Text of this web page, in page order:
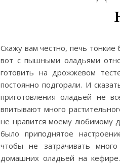
Скажу вам честно, печь тонкие
вот с пышными оладьями
готовить на дрожжевом
постоянно подгорали. И
приготовления оладьей не
впитывают много
не нравится моему любимому
было приподнятое
чтобы не затрачивать
домашних оладьей на